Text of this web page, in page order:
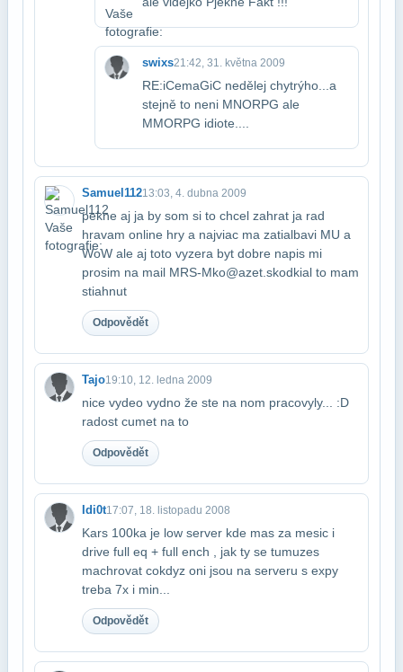
swixs21:42, 31. května 2009
RE:iCemaGiC nedělej chytrýho...a
stejně to neni MNORPG ale
MMORPG idiote....
Samuel11213:03, 4. dubna 2009
pekne aj ja by som si to chcel zahrat ja rad
hravam online hry a najviac ma zatial​bavi MU a
WoW ale aj toto vyzera byt dobre napis mi
prosim na mail MRS-Mko@azet.sk​odkial to mam
stiahnut
Odpovědět
Tajo19:10, 12. ledna 2009
nice vydeo vydno že ste na nom pracovyly... :D
radost cumet na to
Odpovědět
Idi0t17:07, 18. listopadu 2008
Kars 100ka je low server kde mas za mesic i
drive full eq + full ench , jak ty se tu​muzes
machrovat cokdyz oni jsou na serveru s expy
treba 7x i min...
Odpovědět